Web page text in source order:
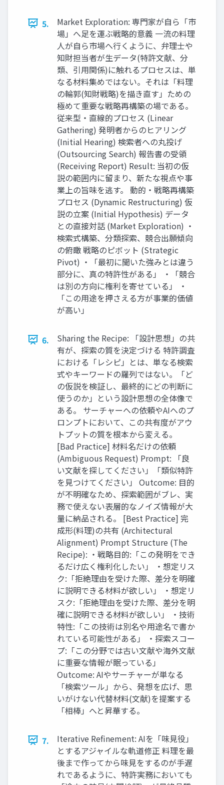
5.
Market Exploration: 専門家が自ら「市
場」へ足を運ぶ戦略的意義 一流の料理
人が自ら市場へ行くように、弁理士や
知財担当者が生データ(特許文献、分
類、引用関係)に触れるプロセスは、単
なる材料集めではない。それは「料理
の輪郭(知財戦略)を描き直す」ための
極めて重要な戦略再構築の場である。
従来型・直線的プロセス (Linear
Gathering) 発明者からのヒアリング
(Initial Hearing) 検索者への丸投げ
(Outsourcing Search) 報告書の受領
(Receiving Report) Result: 当初の仮
説の範囲内に留まり、新たな視点や事
業上の旨味を逃す。 動的・戦略再構築
プロセス (Dynamic Restructuring) 仮
説の立案 (Initial Hypothesis) データ
との直接対話 (Market Exploration) ・
検索式構築、分類探索、競合出願傾向
の俯瞰 戦略のピボット (Strategic
Pivot) ・「最初に聞いた強みとは違う
部分に、真の特許性がある」 ・「競合
は別の方向に権利を寄せている」 ・
「この用途を押さえる方が事業的価値
が高い」
6.
Sharing the Recipe: 「設計思想」の共
有が、探索の質を決定づける 特許調査
における「レシピ」とは、単なる検索
式やキーワードの羅列ではない。「ど
の仮説を検証し、最終的にどの判断に
使うのか」という設計思想の全体像で
ある。 サーチャーへの依頼やAIへのプ
ロンプトにおいて、この共有度がアウ
トプットの質を根本から変える。
[Bad Practice] 材料名だけの依頼
(Ambiguous Request) Prompt: 「良
い文献を探してください」「類似特許
を見つけてください」 Outcome: 目的
が不明確なため、探索範囲がブレ、実
務で使えない表層的なノイズ情報が大
量に納品される。 [Best Practice] 完
成形(料理)の共有 (Architectural
Alignment) Prompt Structure (The
Recipe): ・戦略目的:「この発明をでき
るだけ広く権利化したい」 ・想定リス
ク:「拒絶理由を受けた際、差分を明確
に説明できる材料が欲しい」 ・想定リ
スク:「拒絶理由を受けた際、差分を明
確に説明できる材料が欲しい」 ・技術
特性:「この技術は別名や用途名で書か
れている可能性がある」 ・探索スコー
プ:「この分野では古い文献や海外文献
に重要な情報が眠っている」
Outcome: AIやサーチャーが単なる
「検索ツール」から、発想を広げ、思
いがけない代替材料(文献)を提案する
「相棒」へと昇華する。
7.
Iterative Refinement: AIを「味見役」
とするアジャイルな軌道修正 料理を最
後まで作ってから味見をするのが手遅
れであるように、特許実務においても